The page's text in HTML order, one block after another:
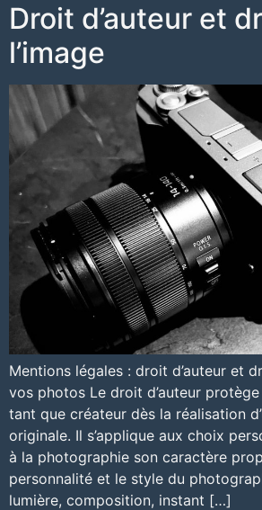
Droit d’auteur et
l’image
Mentions légales : droit d’auteur et
vos photos Le droit d’auteur
tant que créateur dès la réalisation
originale. Il s’applique aux choix
à la photographie son caractère
personnalité et le style du
lumière, composition, instant […]